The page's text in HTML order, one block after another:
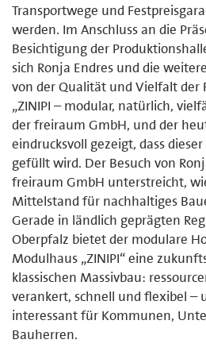
Transportwege und
werden. Im Anschluss an die
Besichtigung der
sich Ronja Endres und die
von der Qualität und Vielfalt der
„ZINIPI – modular, natürlich,
der freiraum GmbH, und der
eindrucksvoll gezeigt, dass
gefüllt wird. Der Besuch von
freiraum GmbH unterstreicht,
Mittelstand für nachhaltiges
Gerade in ländlich geprägten
Oberpfalz bietet der modulare
Modulhaus „ZINIPI“ eine
klassischen Massivbau:
verankert, schnell und flexibel –
interessant für Kommunen,
Bauherren.